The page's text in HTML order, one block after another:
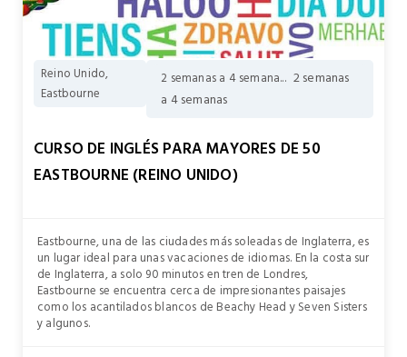
Reino Unido,
Eastbourne
2 semanas a 4 semana... 2 semanas
a 4 semanas
CURSO DE INGLÉS PARA MAYORES DE 50
EASTBOURNE (REINO UNIDO)
Eastbourne, una de las ciudades más soleadas de Inglaterra, es
un lugar ideal para unas vacaciones de idiomas. En la costa sur
de Inglaterra, a solo 90 minutos en tren de Londres,
Eastbourne se encuentra cerca de impresionantes paisajes
como los acantilados blancos de Beachy Head y Seven Sisters
y algunos.